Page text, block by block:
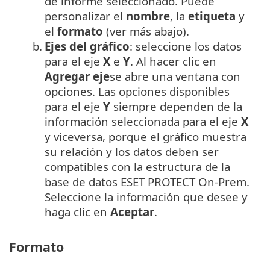
personalizar el nombre, la etiqueta y
el formato (ver más abajo).
b. Ejes del gráfico: seleccione los datos
para el eje Xe Y. Al hacer clic en
Agregar ejese abre una ventana con
opciones. Las opciones disponibles
para el eje Y siempre dependen de la
información seleccionada para el eje X
y viceversa, porque el gráfico muestra
su relación y los datos deben ser
compatibles con la estructura de la
base de datos ESET PROTECT On-Prem.
Seleccione la información que desee y
haga clic en Aceptar.
Formato